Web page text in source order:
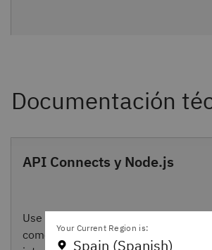
API Connects y Node.js
Use Cloud Pak for Integration
como una plataforma de
Your Current Region is:
Spain (Spanish)